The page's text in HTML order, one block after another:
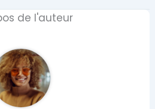
de l'auteur